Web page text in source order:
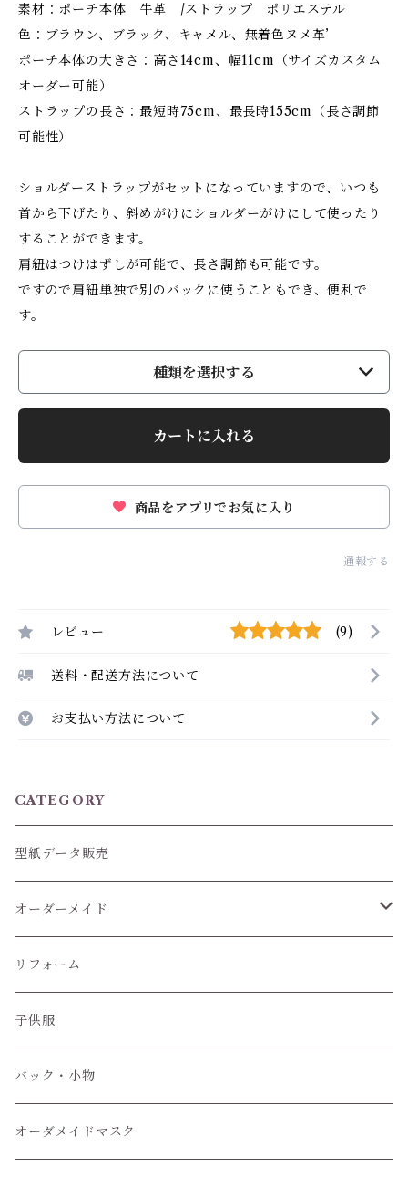
素材：ポーチ本体 牛革 /ストラップ ポリエステル
色：ブラウン、ブラック、キャメル、無着色ヌメ革’
ポーチ本体の大きさ：高さ14cm、幅11cm（サイズカスタム
オーダー可能）
ストラップの長さ：最短時75cm、最長時155cm（長さ調節
可能性）
ショルダーストラップがセットになっていますので、いつも
首から下げたり、斜めがけにショルダーがけにして使ったり
することができます。
肩紐はつけはずしが可能で、長さ調節も可能です。
ですので肩紐単独で別のバックに使うこともでき、便利で
す。
種類を選択する
カートに入れる
商品をアプリでお気に入り
通報する
レビュー (9)
送料・配送方法について
お支払い方法について
CATEGORY
型紙データ販売
オーダーメイド
ぬいぐるみ服
子供服
小物
リフォーム
子供服
バック・小物
オーダメイドマスク